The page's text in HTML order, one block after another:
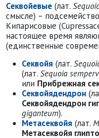
Секвойевые (лат.
смысле) –
Кипарисовые
настоящее время
(единственные
Секвойя (лат.
(лат. Sequoia
или Прибрежная
Секвойядендрон
Секвойядендрон
giganteum).
Метасеквойя (лат.
Метасеквойя